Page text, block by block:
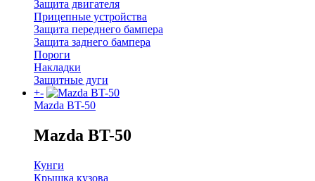
Защита двигателя
Прицепные устройства
Защита переднего бампера
Защита заднего бампера
Пороги
Накладки
Защитные дуги
+-
Mazda BT-50
Mazda BT-50
Кунги
Крышка кузова